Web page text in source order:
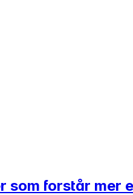
som forstår mer